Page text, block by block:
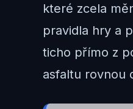
které zcela
pravidla hry a
ticho přímo z
asfaltu rovnou